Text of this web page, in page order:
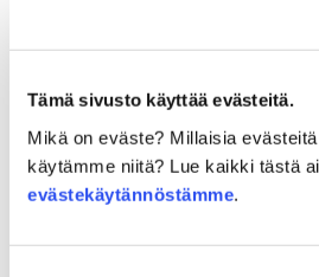
Tämä sivusto käyttää evästeitä.
Mikä on eväste? Millaisia
käytämme niitä? Lue kaikki tästä
evästekäytännöstämme.
Ainesosat hampaiden
Sakeuttavat aineet /
Kosmetiikan sääntely
kuitenkin, että EU:n ulkopuolella